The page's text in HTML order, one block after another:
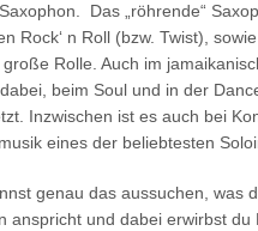
Das „röhrende“
Rock‘ n Roll (bzw. Twist),
große Rolle. Auch im
beim Soul und in der
Inzwischen ist es auch bei
eines der beliebtesten
genau das aussuchen, was
anspricht und dabei erwirbst du